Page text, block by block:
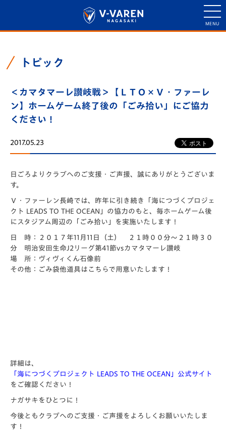
トピック
＜カマタマーレ讃岐戦＞【ＬＴＯ×Ｖ・ファーレ
ン】ホームゲーム終了後の「ごみ拾い」にご協力
ください！
2017.05.23
日ごろよりクラブへのご支援・ご声援、誠にありがとうございま
す。
Ｖ・ファーレン長崎では、昨年に引き続き「海につづくプロジェ
クト LEADS TO THE OCEAN」の協力のもと、 毎ホームゲーム後
にスタジアム周辺の「ごみ拾い」を実施いたします！
日 時：２０１７年11月11日（土） ２１時００分～２１時３０
分 明治安田生命J2リーグ第41節vsカマタマーレ讃岐
場 所：ヴィヴィくん石像前
その他：ごみ袋他道具はこちらで用意いたします！
詳細は、
「海につづくプロジェクト LEADS TO THE OCEAN」公式サイト
をご確認ください！
ナガサキをひとつに！
今後ともクラブへのご支援・ご声援をよろしくお願いいたしま
す！